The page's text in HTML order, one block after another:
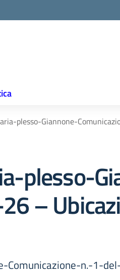
plesso-Giannone-
plesso-
–
Comunicazione-n.-1-